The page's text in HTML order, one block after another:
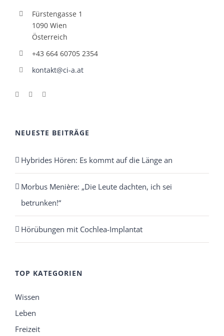
Fürstengasse 1
1090 Wien
Österreich
+43 664 60705 2354
kontakt@ci-a.at
NEUESTE BEITRÄGE
Hybrides Hören: Es kommt auf die Länge an
Morbus Menière: „Die Leute dachten, ich sei
betrunken!“
Hörübungen mit Cochlea-Implantat
TOP KATEGORIEN
Wissen
Leben
Freizeit